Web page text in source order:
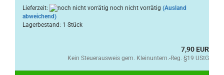
Lieferzeit: noch nicht vorrätig (Ausland
abweichend)
Lagerbestand: 1 Stück
7,90 EUR
Kein Steuerausweis gem. Kleinuntern.-Reg. §19 UStG